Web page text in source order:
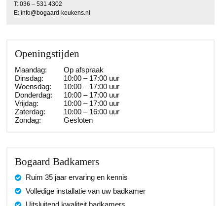
T:036 – 531 4302
E:info@bogaard-keukens.nl
Openingstijden
Maandag:
Op afspraak
Dinsdag:
10:00 – 17:00 uur
Woensdag:
10:00 – 17:00 uur
Donderdag:
10:00 – 17:00 uur
Vrijdag:
10:00 – 17:00 uur
Zaterdag:
10:00 – 16:00 uur
Zondag:
Gesloten
Bogaard Badkamers
Ruim 35 jaar ervaring en kennis
Volledige installatie van uw badkamer